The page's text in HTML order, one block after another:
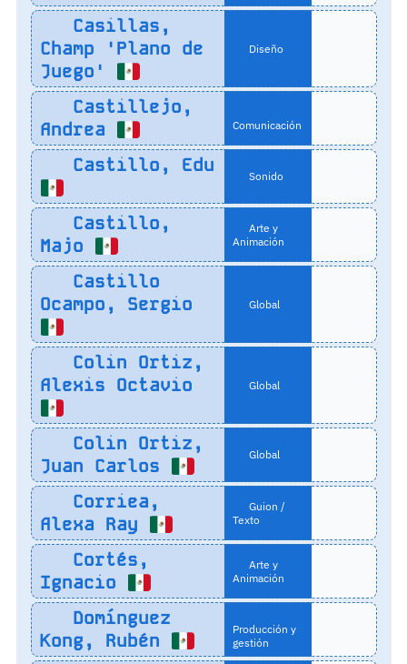
Casillas,
Champ 'Plano de
Juego'
Diseño
Castillejo,
Andrea
Comunicación
Castillo, Edu Sonido
Castillo,
Majo
Arte y
Animación
Castillo
Ocampo, Sergio
Global
Colin Ortiz,
Alexis Octavio
Global
Colin Ortiz,
Juan Carlos
Global
Corriea,
Alexa Ray
Guion /
Texto
Cortés,
Ignacio
Arte y
Animación
Domínguez
Kong, Rubén
Producción y
gestión